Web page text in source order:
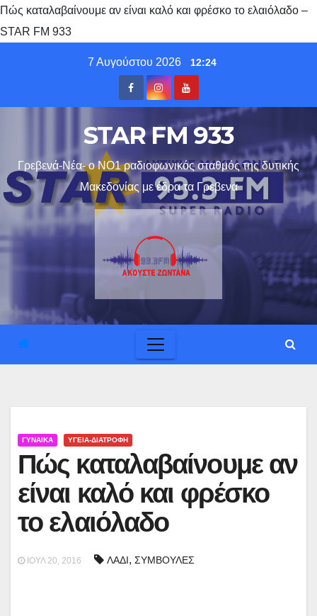
Πώς καταλαβαίνουμε αν είναι καλό και φρέσκο το ελαιόλαδο –
STAR FM 933
7 Αυγούστου 2026 12:24
STAR FM 933
Γρεβενά-Νέα- ο ΝΟ1 ραδιοφωνικός σταθμός της δυτικής
Μακεδονίας με έδρα τα Γρεβενα
ΓΥΝΑΙΚΑ ΥΓΕΙΑ-ΔΙΑΤΡΟΦΗ
Πώς καταλαβαίνουμε αν
είναι καλό και φρέσκο
το ελαιόλαδο
ΙΟΎΛ 20, 2016 ΛΑΔΙ, ΣΥΜΒΟΥΛΕΣ